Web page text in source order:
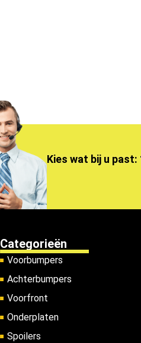
Kies wat bij u
Categorieën
Voorbumpers
Achterbumpers
Voorfront
Onderplaten
Spoilers